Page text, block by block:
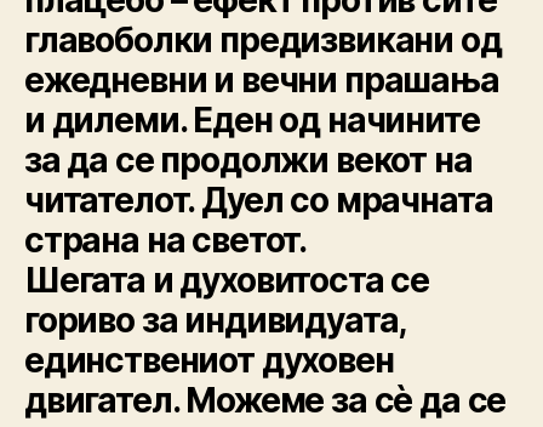
главоболки предизвикани од
ежедневни и вечни прашања
и дилеми. Еден од начините
за да се продолжи векот на
читателот. Дуел со мрачната
страна на светот.
Шегата и духовитоста се
гориво за индивидуата,
единствениот духовен
двигател. Можеме за сѐ да се